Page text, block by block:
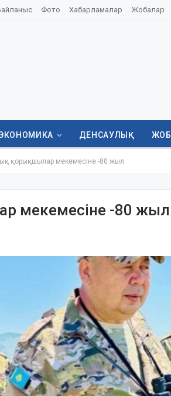
Фото Хабарламалар Жобалар
ДЕНСАУЛЫҚ
қорықшылар мекемесіне -80 жыл
мекемесіне -80 жыл